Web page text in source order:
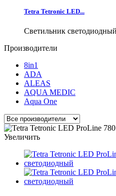
Tetra Tetronic LED...
Светильник
Производители
8in1
ADA
ALEAS
AQUA MEDIC
Aqua One
Увеличить